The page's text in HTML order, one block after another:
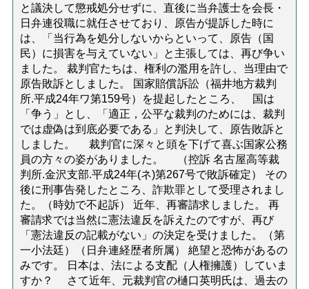
と議決して懲戒処分せずに、直後に当弁護士を会長・
日弁連役職に就任させており、原告が提訴した時に
は、「当行為を処分しないからといって、原告（国
民）に損害を与えていない」と主張しては、再び争い
ました。 裁判官たちは、権利の濫用を許し、当理由で
原告敗訴としました。 国家賠償訴訟（福井地方裁判
所.平成24年ワ第159号）を提起したところ、 国は
「争う」とし、「適正，公平な裁判のためには、裁判
では虚偽は到底必要である」と判決して、原告敗訴と
しました。 裁判官に深々と頭を下げて喜ぶ国家公務
員の方々の姿がありました。 （控訴 名古屋高等裁
判所.金沢支部.平成24年(ネ)第267号で敗訴確定） その
後に刑事告発したところ、詐欺罪として受理されまし
た。（時効で不起訴） 近年、再審請求しました。 再
審請求では当然に憲法違反を訴えたのですが、再び
「憲法違反の記載がない」の決定を受けました。（第
一小法廷）（日弁連経歴者所属） 絶望と恐怖があるの
みです。 日本は、法による支配（人権擁護）していま
すか？ さて近年、元裁判官の樋口英明氏は、過去の